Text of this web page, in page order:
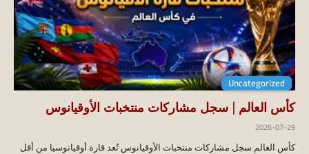
Uncategorized
كأس العالم | سجل مشاركات منتخبات الأوقيانوس
2026-07-29
كأس العالم سجل مشاركات منتخبات الأوقيانوس تُعد قارة أوقيانوسيا من أقل